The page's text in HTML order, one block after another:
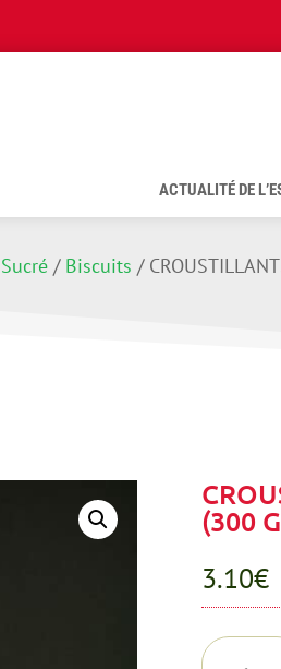
ACTUALITÉ DE
Sucré / Biscuits /
(300
3.10€
quantité